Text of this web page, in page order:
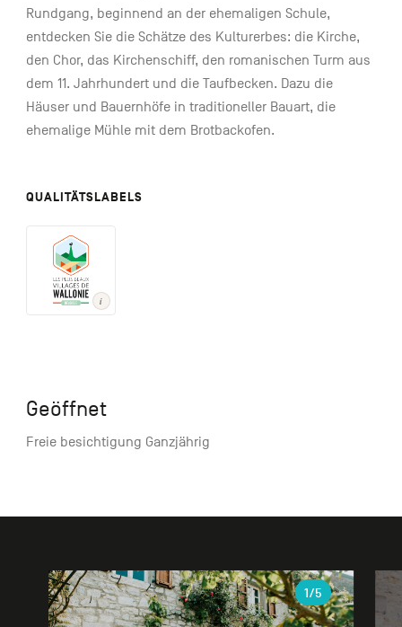
Rundgang, beginnend an der ehemaligen Schule,
entdecken Sie die Schätze des Kulturerbes: die Kirche,
den Chor, das Kirchenschiff, den romanischen Turm aus
dem 11. Jahrhundert und die Taufbecken. Dazu die
Häuser und Bauernhöfe in traditioneller Bauart, die
ehemalige Mühle mit dem Brotbackofen.
QUALITÄTSLABELS
Geöffnet
Freie besichtigung Ganzjährig
Galerie
1/5